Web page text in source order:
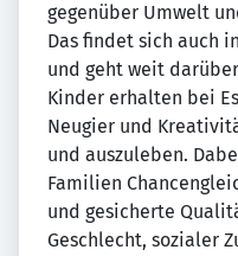
gegenüber Umwelt
Das findet sich auch
und geht weit
Kinder erhalten bei
Neugier und
und auszuleben.
Familien
und gesicherte
Geschlecht, sozialer